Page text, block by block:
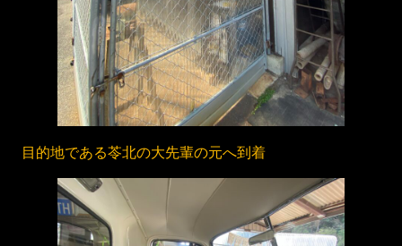
目的地である苓北の大先輩の元へ到着